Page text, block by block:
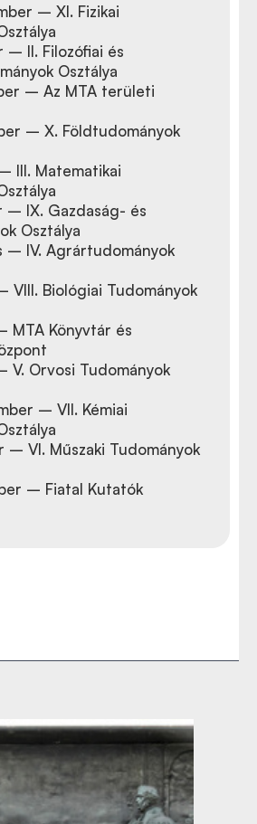
– XI. Fizikai
– II. Filozófiai és
Osztálya
– Az MTA területi
– X. Földtudományok
III. Matematikai
IX. Gazdaság- és
Osztálya
– IV. Agrártudományok
VIII. Biológiai Tudományok
MTA Könyvtár és
V. Orvosi Tudományok
– VII. Kémiai
VI. Műszaki Tudományok
– Fiatal Kutatók